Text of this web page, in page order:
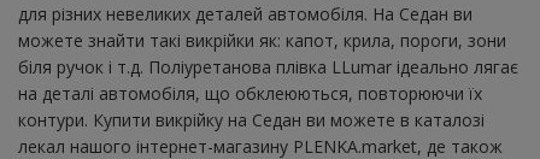
для різних невеликих деталей автомобіля. На Седан ви
можете знайти такі викрійки як: капот, крила, пороги, зони
біля ручок і т.д. Поліуретанова плівка LLumar ідеально лягає
на деталі автомобіля, що обклеюються, повторюючи їх
контури. Купити викрійку на Седан ви можете в каталозі
лекал нашого інтернет-магазину PLENKA.market, де також